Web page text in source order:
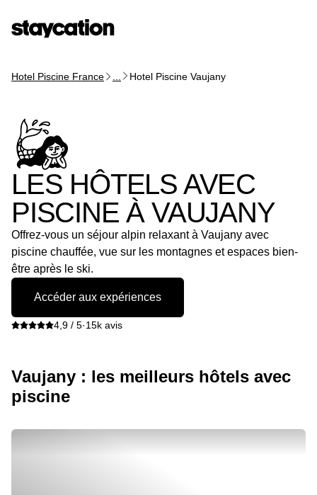
Hotel Piscine France Hotel Piscine Vaujany
LES HÔTELS AVEC
PISCINE À VAUJANY
Offrez-vous un séjour alpin relaxant à Vaujany avec
piscine chauffée, vue sur les montagnes et espaces bien-
être après le ski.
Accéder aux expériences
4,9 / 5·15k avis
Vaujany : les meilleurs hôtels avec
piscine